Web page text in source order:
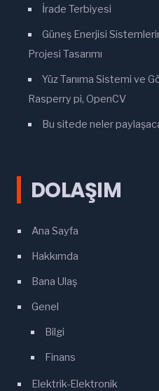
İrade Terbiyesi
Güneş Enerjisi
Projesi Tasarımı
Yüz Tanıma Sistemi ve
Rasperry pi, OpenCV
Bu sitede neler
DOLAŞIM
Ana Sayfa
Hakkımda
Bana Ulaş
Genel
Bilgi
Finans
Elektrik-Elektronik